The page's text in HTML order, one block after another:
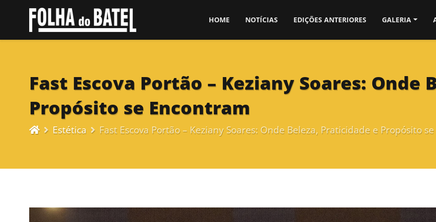
HOME NOTÍCIAS EDIÇÕES ANTERIORES GALERIA
Fast Escova Portão – Keziany Soares: Onde
Propósito se Encontram
Estética Fast Escova Portão – Keziany Soares: Onde Beleza, Praticidade e Propósito